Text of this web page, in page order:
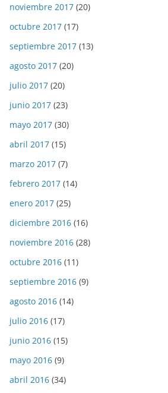
noviembre 2017 (20)
octubre 2017 (17)
septiembre 2017 (13)
agosto 2017 (20)
julio 2017 (20)
junio 2017 (23)
mayo 2017 (30)
abril 2017 (15)
marzo 2017 (7)
febrero 2017 (14)
enero 2017 (25)
diciembre 2016 (16)
noviembre 2016 (28)
octubre 2016 (11)
septiembre 2016 (9)
agosto 2016 (14)
julio 2016 (17)
junio 2016 (15)
mayo 2016 (9)
abril 2016 (34)